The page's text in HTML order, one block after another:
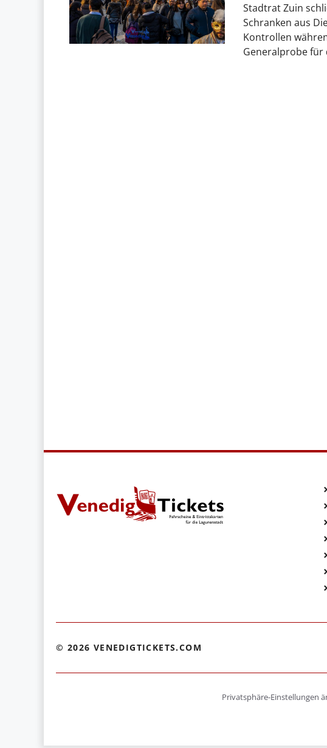
Stadtrat Zuin
Schranken aus
Kontrollen
Generalprobe für
© 2026 VENEDIGTICKETS.COM
Privatsphäre-Einstellungen